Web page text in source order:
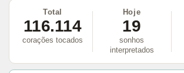
Total
116.114
corações tocados
Hoje
19
sonhos
interpretados